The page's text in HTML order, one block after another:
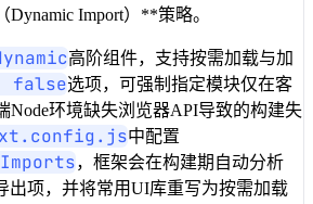
Import）**策略。
高阶组件，支持按需加载与加
false选项，可强制指定模块仅在客
Node环境缺失浏览器API导致的构建失
中配置
，框架会在构建期自动分析
出项，并将常用UI库重写为按需加载